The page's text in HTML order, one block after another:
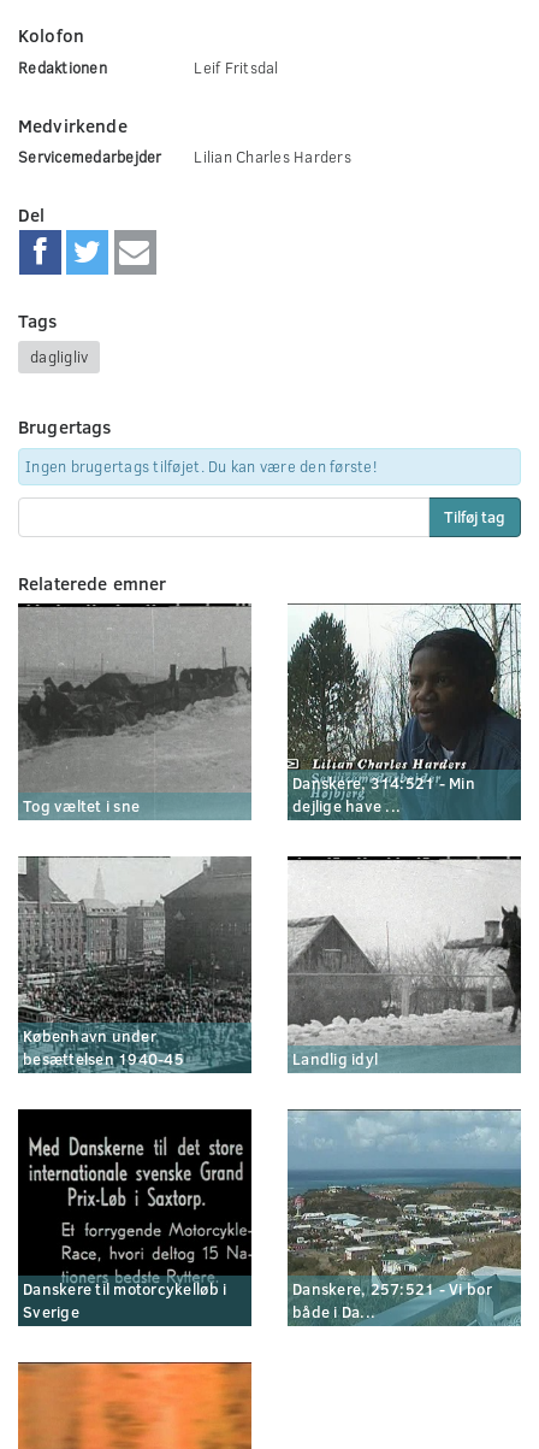
Kolofon
Redaktionen Leif Fritsdal
Medvirkende
Servicemedarbejder Lilian Charles Harders
Del
Tags
dagligliv
Brugertags
Ingen brugertags tilføjet. Du kan være den første!
Tilføj tag
Relaterede emner
Tog væltet i sne
Danskere, 314:521 - Min
dejlige have ...
København under
besættelsen 1940-45
Landlig idyl
Danskere til motorcykelløb i
Sverige
Danskere, 257:521 - Vi bor
både i Da...